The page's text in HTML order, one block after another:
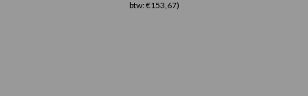
btw: €153,67)